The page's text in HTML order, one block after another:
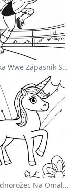
Omalovánka Wwe Zápasník Skáčící Na Protivníka
Magický Jednorožec Na Omalovánce S Duhou